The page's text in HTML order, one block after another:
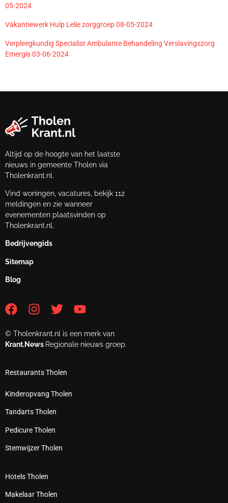
05-2024
Vakantiewerk Hulp Lelie zorggroep 08-05-2024
Verpleegkundig Specialist Ambulante Behandeling Verslavingszorg
Emergis 03-06-2024
Altijd op de hoogte van het laatste
nieuws in gemeente Tholen via
Tholenkrant.nl.
Vind woningen, vacatures, bekijk 112
meldingen en zie wanneer
evenementen plaatsvinden op
Tholenkrant.nl.
Bedrijvengids
Sitemap
Blog
© Tholenkrant.nl is een merk van
Krant.News Regionale nieuws groep.
Restaurants Tholen
Kinderopvang Tholen
Tandarts Tholen
Pedicure Tholen
Stemwijzer Tholen
Hotels Tholen
Makelaar Tholen